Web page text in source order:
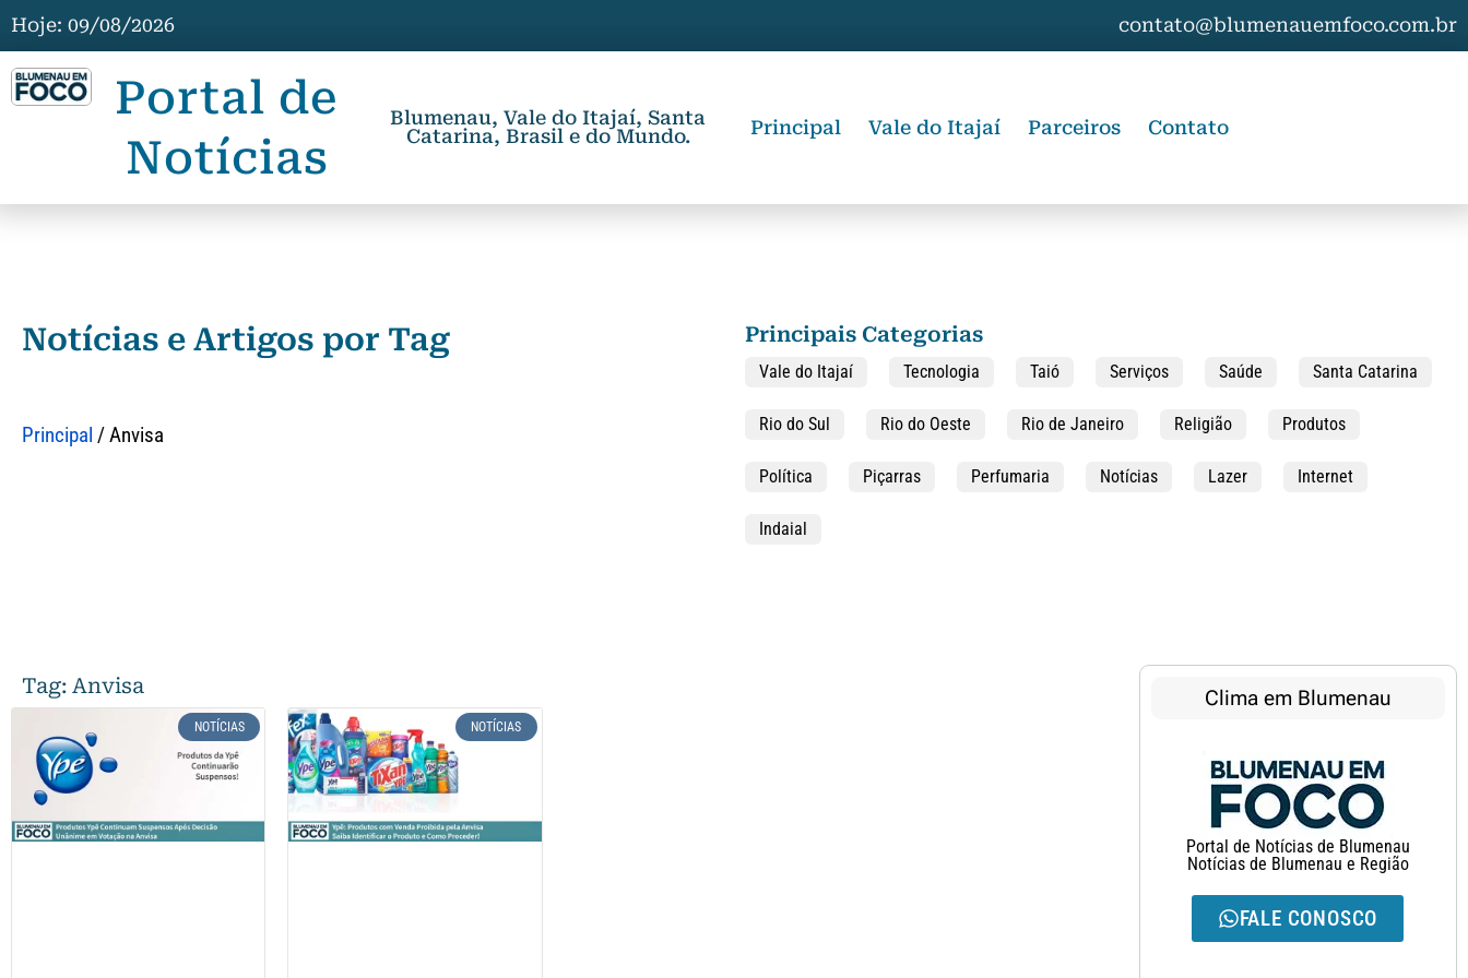
Hoje: 09/08/2026 contato@blumenauemfoco.com.br
Portal de
Notícias
Blumenau, Vale do Itajaí, Santa
Catarina, Brasil e do Mundo.
Principal Vale do Itajaí Parceiros Contato
Notícias e Artigos por Tag
Principal /Anvisa
Principais Categorias
Vale do Itajaí Tecnologia Taió Serviços Saúde Santa Catarina
Rio do Sul Rio do Oeste Rio de Janeiro Religião Produtos
Política Piçarras Perfumaria Notícias Lazer Internet
Indaial
Tag: Anvisa
NOTÍCIAS NOTÍCIAS
Clima em Blumenau
Portal de Notícias de Blumenau
Notícias de Blumenau e Região
FALE CONOSCO